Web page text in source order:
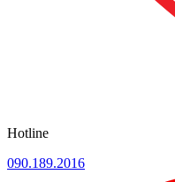
Hotline
090.189.2016